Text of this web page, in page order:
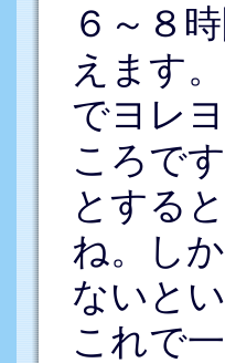
６～８
えます
でヨレ
ころで
とする
ね。し
ないと
これで